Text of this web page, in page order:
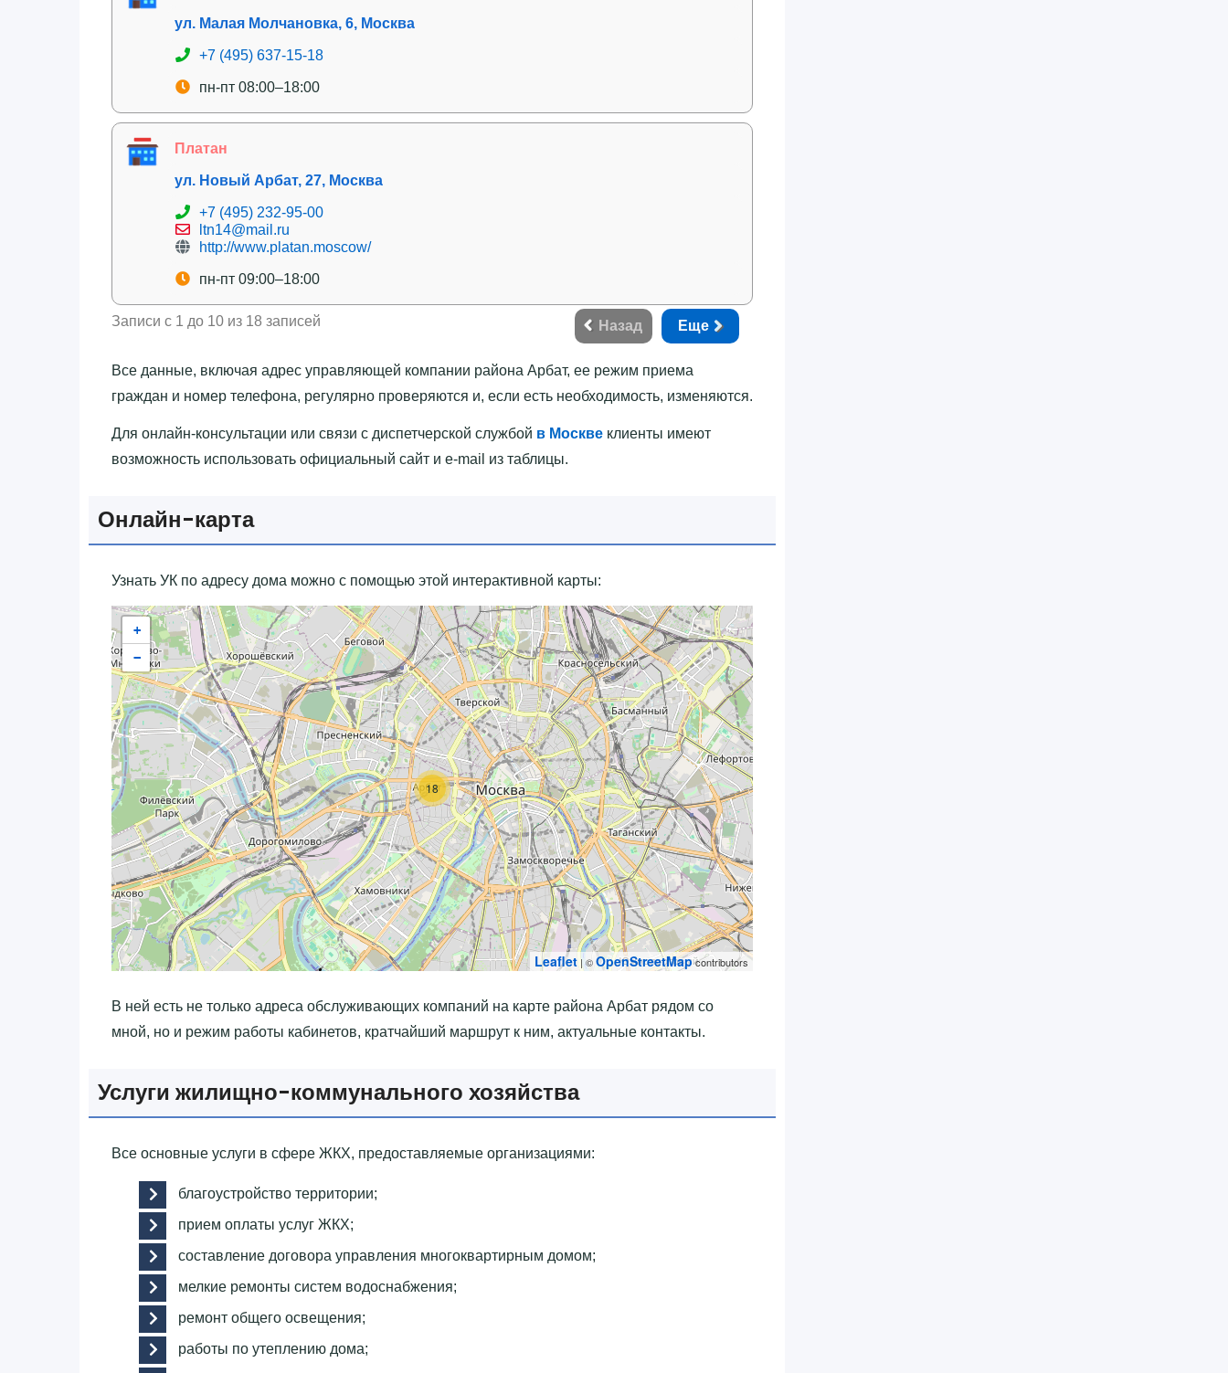
ул. Малая Молчановка, 6, Москва
+7 (495) 637-15-18
пн-пт 08:00–18:00
Платан
ул. Новый Арбат, 27, Москва
+7 (495) 232-95-00
ltn14@mail.ru
http://www.platan.moscow/
пн-пт 09:00–18:00
Записи с 1 до 10 из 18 записей Назад Еще
Все данные, включая адрес управляющей компании района Арбат, ее режим приема
граждан и номер телефона, регулярно проверяются и, если есть необходимость, изменяются.
Для онлайн-консультации или связи с диспетчерской службой в Москве клиенты имеют
возможность использовать официальный сайт и e-mail из таблицы.
Онлайн-карта
Узнать УК по адресу дома можно с помощью этой интерактивной карты:
18
+
−
Leaflet | ©OpenStreetMapcontributors
В ней есть не только адреса обслуживающих компаний на карте района Арбат рядом со
мной, но и режим работы кабинетов, кратчайший маршрут к ним, актуальные контакты.
Услуги жилищно-коммунального хозяйства
Все основные услуги в сфере ЖКХ, предоставляемые организациями:
благоустройство территории;
прием оплаты услуг ЖКХ;
составление договора управления многоквартирным домом;
мелкие ремонты систем водоснабжения;
ремонт общего освещения;
работы по утеплению дома;